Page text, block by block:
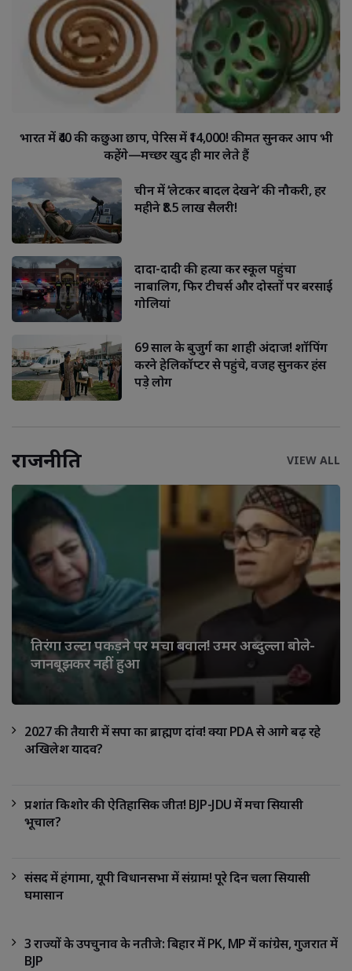
भारत में ₹40 की कछुआ छाप, पेरिस में ₹14,000! कीमत सुनकर आप भी
कहेंगे—मच्छर खुद ही मार लेते हैं
चीन में ‘लेटकर बादल देखने’ की नौकरी, हर
महीने ₹8.5 लाख सैलरी!
दादा-दादी की हत्या कर स्कूल पहुंचा
नाबालिग, फिर टीचर्स और दोस्तों पर बरसाई
गोलियां
69 साल के बुजुर्ग का शाही अंदाज! शॉपिंग
करने हेलिकॉप्टर से पहुंचे, वजह सुनकर हंस
पड़े लोग
राजनीति VIEW ALL
तिरंगा उल्टा पकड़ने पर मचा बवाल! उमर अब्दुल्ला बोले-
जानबूझकर नहीं हुआ
2027 की तैयारी में सपा का ब्राह्मण दांव! क्या PDA से आगे बढ़ रहे
अखिलेश यादव?
प्रशांत किशोर की ऐतिहासिक जीत! BJP-JDU में मचा सियासी
भूचाल?
संसद में हंगामा, यूपी विधानसभा में संग्राम! पूरे दिन चला सियासी
घमासान
3 राज्यों के उपचुनाव के नतीजे: बिहार में PK, MP में कांग्रेस, गुजरात में
BJP